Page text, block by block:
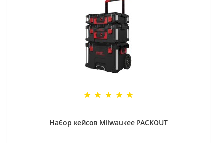
Набор кейсов Milwaukee PACKOUT